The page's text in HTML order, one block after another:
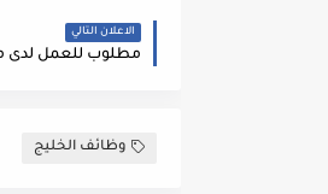
الاعلان التالي
وظائف الخليج